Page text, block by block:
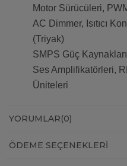
Motor Sürücüleri,
AC Dimmer, Isıtıcı
(Triyak)
SMPS Güç
Ses Amplifikatörleri,
Üniteleri
YORUMLAR(0)
ÖDEME SEÇENEKLERI